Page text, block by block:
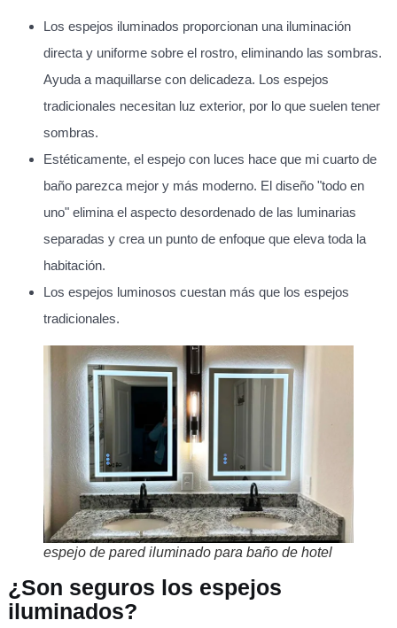
Los espejos iluminados proporcionan una iluminación
directa y uniforme sobre el rostro, eliminando las sombras.
Ayuda a maquillarse con delicadeza. Los espejos
tradicionales necesitan luz exterior, por lo que suelen tener
sombras.
Estéticamente, el espejo con luces hace que mi cuarto de
baño parezca mejor y más moderno. El diseño "todo en
uno" elimina el aspecto desordenado de las luminarias
separadas y crea un punto de enfoque que eleva toda la
habitación.
Los espejos luminosos cuestan más que los espejos
tradicionales.
espejo de pared iluminado para baño de hotel
¿Son seguros los espejos
iluminados?